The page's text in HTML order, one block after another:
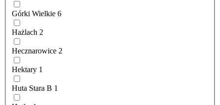
Górki Wielkie 6
Hażlach 2
Hecznarowice 2
Hektary 1
Huta Stara B 1